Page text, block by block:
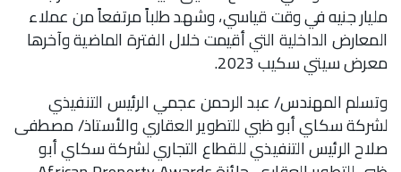
مليار جنيه في وقت قياسي، وشهد طلباً مرتفعاً من عملاء
المعارض الداخلية التي أقيمت خلال الفترة الماضية وآخرها
معرض سيتي سكيب 2023.
وتسلم المهندس/ عبد الرحمن عجمي الرئيس التنفيذي
لشركة سكاي أبو ظبي للتطوير العقاري والأستاذ/ مصطفى
صلاح الرئيس التنفيذي للقطاع التجاري لشركة سكاي أبو